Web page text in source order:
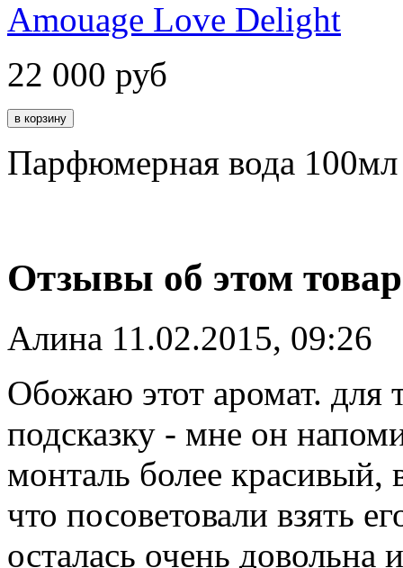
Amouage Love Delight
22 000 руб
Парфюмерная вода 100мл
Отзывы об этом
Алина 11.02.2015, 09:26
Обожаю этот аромат. для
подсказку - мне он
монталь более красивый,
что посоветовали взять
осталась очень довольна